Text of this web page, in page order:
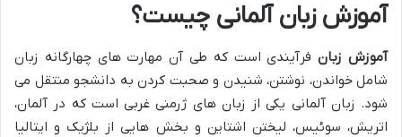
آموزش زبان آلمانی چیست؟
آموزش زبانفرآیندی است که طی آن مهارت های چهارگانه زبان
شامل خواندن، نوشتن، شنیدن و صحبت کردن به دانشجو منتقل می
شود. زبان آلمانی یکی از زبان های ژرمنی غربی است که در آلمان،
اتریش، سوئیس، لیختن اشتاین و بخش هایی از بلژیک و ایتالیا